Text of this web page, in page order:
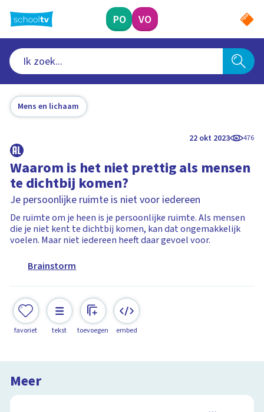
naar
hoofdinhoud
PO VO
Mens en lichaam
22 okt 2023 476
Waarom is het niet prettig als mensen
te dichtbij komen?
Je persoonlijke ruimte is niet voor iedereen
De ruimte om je heen is je persoonlijke ruimte. Als mensen
die je niet kent te dichtbij komen, kan dat ongemakkelijk
voelen. Maar niet iedereen heeft daar gevoel voor.
Brainstorm
favoriet tekst toevoegen embed
Meer